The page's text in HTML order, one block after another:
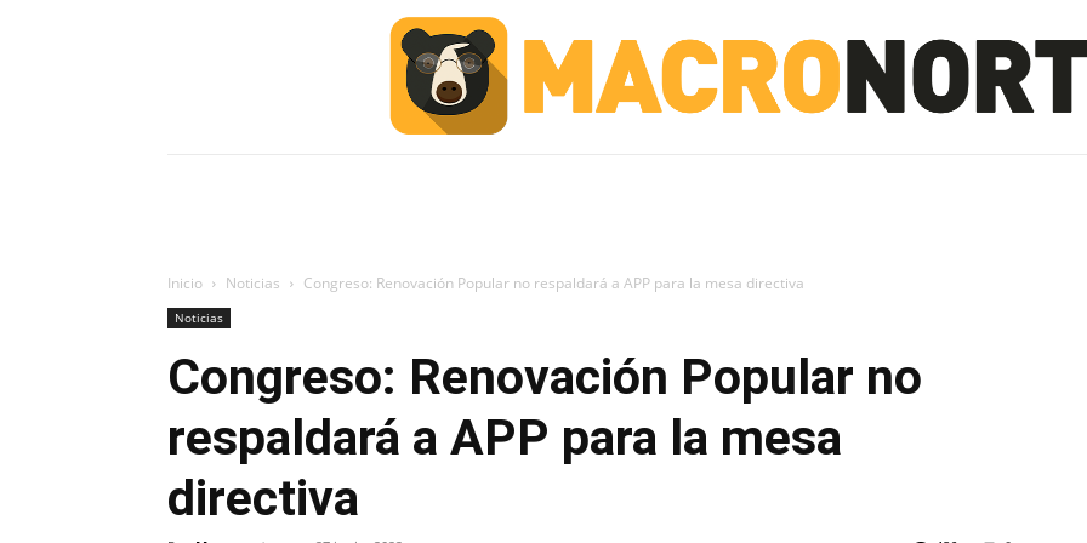
Inicio Noticias Congreso: Renovación Popular no respaldará a APP para la mesa directiva
Noticias
Congreso: Renovación Popular no
respaldará a APP para la mesa
directiva